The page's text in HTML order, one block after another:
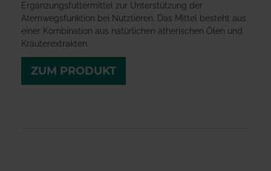
Ergänzungsfuttermittel zur Unterstützung der
Atemwegsfunktion bei Nutztieren. Das Mittel besteht aus
einer Kombination aus natürlichen ätherischen Ölen und
Kräuterextrakten.
ZUM PRODUKT